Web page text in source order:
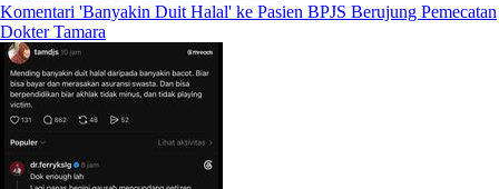
Komentari 'Banyakin Duit Halal' ke Pasien BPJS Berujung Pemecatan
Dokter Tamara